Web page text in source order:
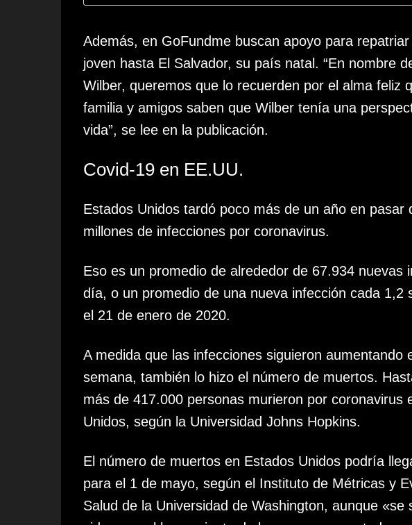
Además, en GoFundme buscan apoyo para repatriar
joven hasta El Salvador, su país natal. “En nombre
Wilber, queremos que lo recuerden por el alma feliz
familia y amigos saben que Wilber tenía una
vida”, se lee en la publicación.
Covid-19 en EE.UU.
Estados Unidos tardó poco más de un año en pasar
millones de infecciones por coronavirus.
Eso es un promedio de alrededor de 67.934 nuevas
día, o un promedio de una nueva infección cada 1,2
el 21 de enero de 2020.
A medida que las infecciones siguieron aumentando
semana, también lo hizo el número de muertos.
más de 417.000 personas murieron por coronavirus
Unidos, según la Universidad Johns Hopkins.
El número de muertos en Estados Unidos podría
para el 1 de mayo, según el Instituto de Métricas y
Salud de la Universidad de Washington, aunque «se